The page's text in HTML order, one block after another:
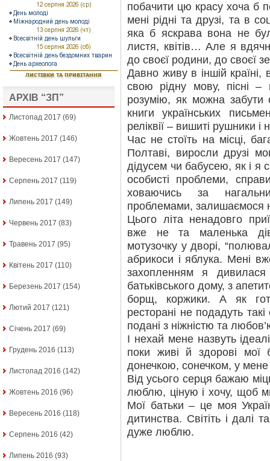
АРХІВ “ЗП”
Листопад 2017 (69)
Жовтень 2017 (146)
Вересень 2017 (147)
Серпень 2017 (119)
Липень 2017 (149)
Червень 2017 (83)
Травень 2017 (95)
Квітень 2017 (110)
Березень 2017 (154)
Лютий 2017 (121)
Січень 2017 (69)
Грудень 2016 (113)
Листопад 2016 (142)
Жовтень 2016 (96)
Вересень 2016 (118)
Серпень 2016 (42)
Липень 2016 (93)
побачити цю красу хоча б
мені рідні та друзі, та в
яка б яскрава вона не
листя, квітів… Але я
до своєї родини, до своєї
Давно живу в іншій
свою рідну мову, пісні
розумію, як можна забути
книги українських
реліквії – вишиті
Час не стоїть на місці,
Полтаві, виросли друзі
дідусем чи бабусею, як і я
особисті проблеми,
ховаючись за
проблемами, залишаємося
Цього літа ненадовго
вже не та маленька
мотузочку у дворі,
абрикоси і яблука. Мені
захопленням я
батьківського дому, з
борщ, коржики. А як
ресторані не подадуть
подані з нiжнiстю та
І нехай мене назвуть
поки живі й здорові мої
донечкою, сонечком, у
Від усього серця бажаю
люблю, ціную і хочу, щоб
Мої батьки – це моя
дитинства. Світіть і далі
дуже люблю.